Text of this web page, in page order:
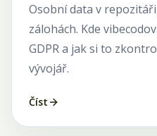
Osobní data v
zálohách. Kde
GDPR a jak si to
vývojář.
Číst